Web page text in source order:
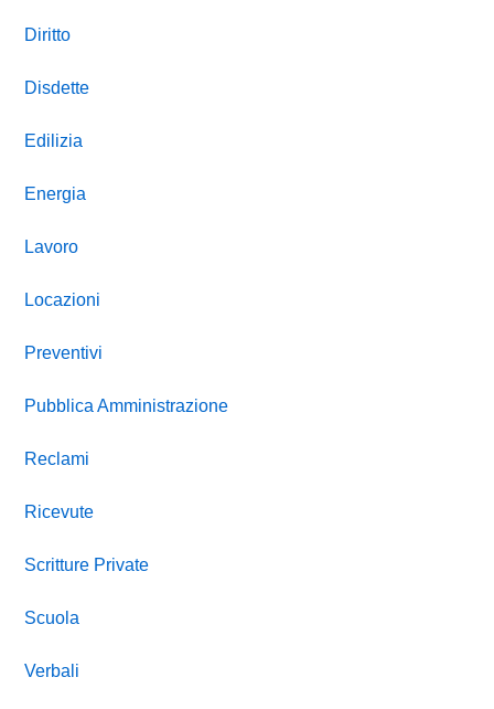
Diritto
Disdette
Edilizia
Energia
Lavoro
Locazioni
Preventivi
Pubblica Amministrazione
Reclami
Ricevute
Scritture Private
Scuola
Verbali